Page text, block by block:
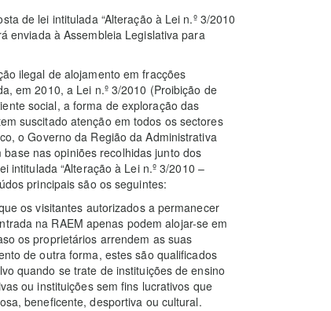
de lei intitulada “Alteração à Lei n.º 3/2010
enviada à Assembleia Legislativa para
ilegal de alojamento em fracções
em 2010, a Lei n.º 3/2010 (Proibição de
social, a forma de exploração das
suscitado atenção em todos os sectores
o Governo da Região da Administrativa
nas opiniões recolhidas junto dos
intitulada “Alteração à Lei n.º 3/2010 –
principais são os seguintes:
os visitantes autorizados a permanecer
na RAEM apenas podem alojar-se em
os proprietários arrendem as suas
de outra forma, estes são qualificados
quando se trate de instituições de ensino
ou instituições sem fins lucrativos que
beneficente, desportiva ou cultural.